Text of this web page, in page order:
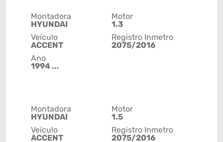
Montadora
HYUNDAI
Veículo
ACCENT
Ano
1994 ...
Motor
1.3
Registro Inmetro
2075/2016
Montadora
HYUNDAI
Veículo
ACCENT
Motor
1.5
Registro Inmetro
2075/2016